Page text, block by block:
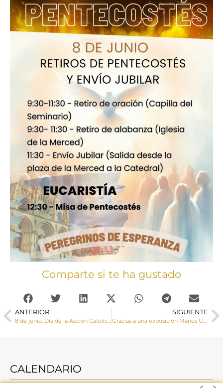
Comparte si te ha gustado
ANTERIOR
8 de junio, Día de la Acción Católica y el Apostolado Seglar
SIGUIENTE
Gracias a una exposición Manos Unidas junto a la facultad de Bellas Artes difunden la colaboración de la Diputación en un proyecto de desarrollo en Bolivia
CALENDARIO